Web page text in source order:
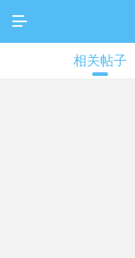

相关帖子